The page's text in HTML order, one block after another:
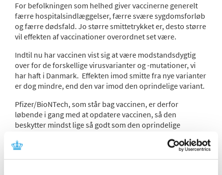
For befolkningen som helhed giver vaccinerne generelt
færre hospitalsindlæggelser, færre svære sygdomsforløb
og færre dødsfald. Jo større smittetrykket er, desto større
vil effekten af vaccinationer overordnet set være.
Indtil nu har vaccinen vist sig at være modstandsdygtig
over for de forskellige virusvarianter og -mutationer, vi
har haft i Danmark. Effekten imod smitte fra nye varianter
er dog mindre, end den var imod den oprindelige variant.
Pfizer/BioNTech, som står bag vaccinen, er derfor
løbende i gang med at opdatere vaccinen, så den
beskytter mindst lige så godt som den oprindelige
op til samme høje kvalitetskrav som den oprindelige